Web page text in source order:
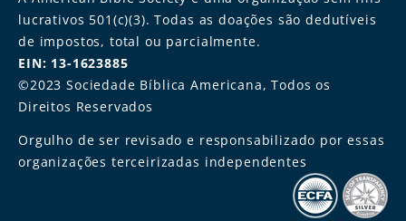
lucrativos 501(c)(3). Todas as doações são dedutíveis
de impostos, total ou parcialmente.
EIN: 13-1623885
©2023 Sociedade Bíblica Americana, Todos os
Direitos Reservados
Orgulho de ser revisado e responsabilizado por essas
organizações terceirizadas independentes